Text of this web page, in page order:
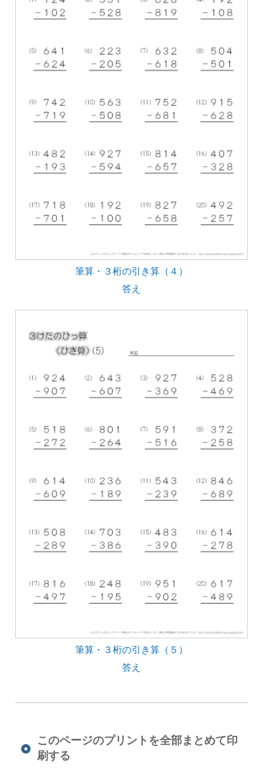
筆算・３桁の引き算（４）
答え
筆算・３桁の引き算（５）
答え
このページのプリントを全部まとめて印
刷する